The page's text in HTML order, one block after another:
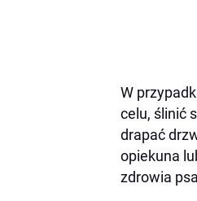
W
celu, ślinić
drapać
opiekuna
zdrowia